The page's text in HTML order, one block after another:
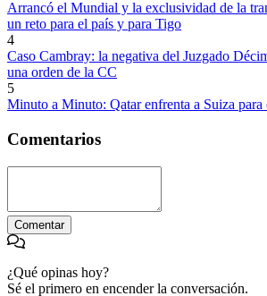
Arrancó el Mundial y la exclusividad de la
un reto para el país y para Tigo
4
Caso Cambray: la negativa del Juzgado
una orden de la CC
5
Minuto a Minuto: Qatar enfrenta a Suiza
Comentarios
Comentar
¿Qué opinas hoy?
Sé el primero en encender la conversación.